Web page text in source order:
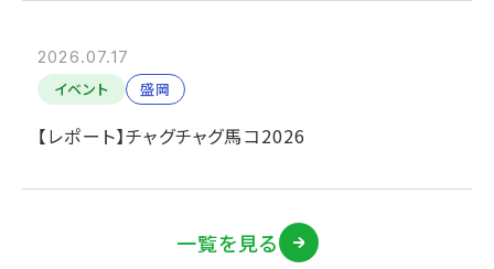
2026.07.17
イベント
盛岡
【レポート】チャグチャグ馬コ2026
一覧を見る